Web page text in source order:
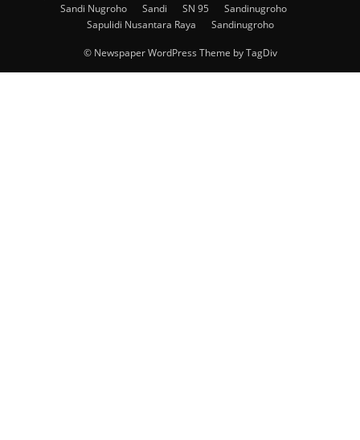
Sandi Nugroho
Sandi SN 95
Sandinugroho
Sapulidi Nusantara Raya
Sandinugroho
© Newspaper WordPress Theme by TagDiv